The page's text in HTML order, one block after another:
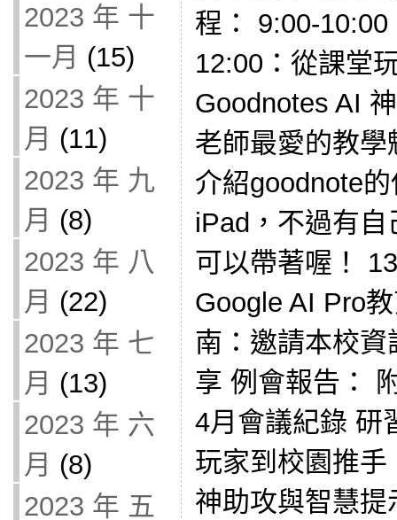
2023 年 十
一月 (15)
2023 年 十
月 (11)
2023 年 九
月 (8)
2023 年 八
月 (22)
2023 年 七
月 (13)
2023 年 六
月 (8)
2023 年 五
程： 9:00-
12:00：從課堂
Goodnotes AI
老師最愛的教
介紹goodnote
iPad，不過有
可以帶著喔！
Google AI Pro
南：邀請本校
享 例會報告：
4月會議紀錄 研
玩家到校園推
神助攻與智慧